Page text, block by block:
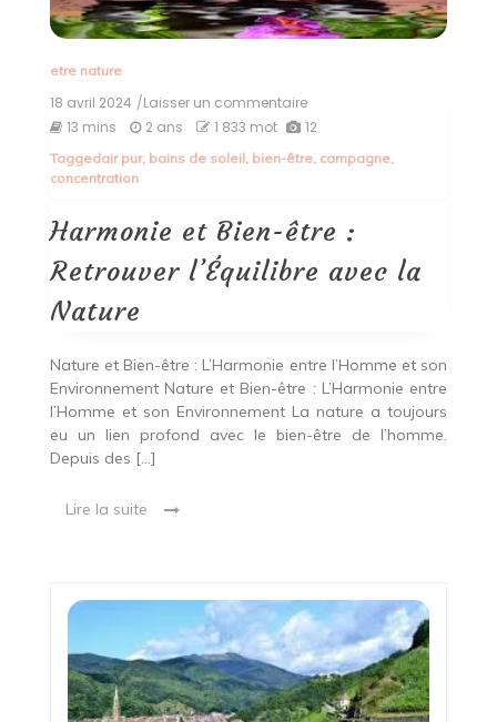
etre nature
18 avril 2024 /Laisser un commentaireon
Harmonie
Bien-
Retrouver
l’Équilibre
la
13 mins 2 ans 1 833 mot 12
Taggedair pur, bains de soleil, bien-être, campagne,
concentration
Harmonie et Bien-être :
Retrouver l’Équilibre avec la
Nature
Nature et Bien-être : L’Harmonie entre l’Homme et son
Environnement Nature et Bien-être : L’Harmonie entre
l’Homme et son Environnement La nature a toujours
eu un lien profond avec le bien-être de l’homme.
Depuis des […]
Lire la suite